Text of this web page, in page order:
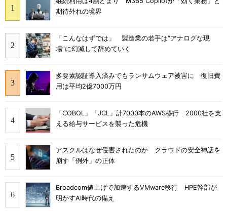
期待外れの境界
「こんなはずでは」 製造業の若手は“アナログな現
場”に幻滅して辞めていく
多要素認証導入済みでもランサムウェア被害に 復旧費
用は平均2億7000万円
「COBOL」「JCL」計7000本のAWS移行 2000社を支
える給与サービスを襲った危機
アスクルはなぜ侵害されたのか クラウドの安全神話を
崩す「例外」の正体
Broadcom値上げで加速するVMware移行 HPE幹部が
明かすAI時代の備え